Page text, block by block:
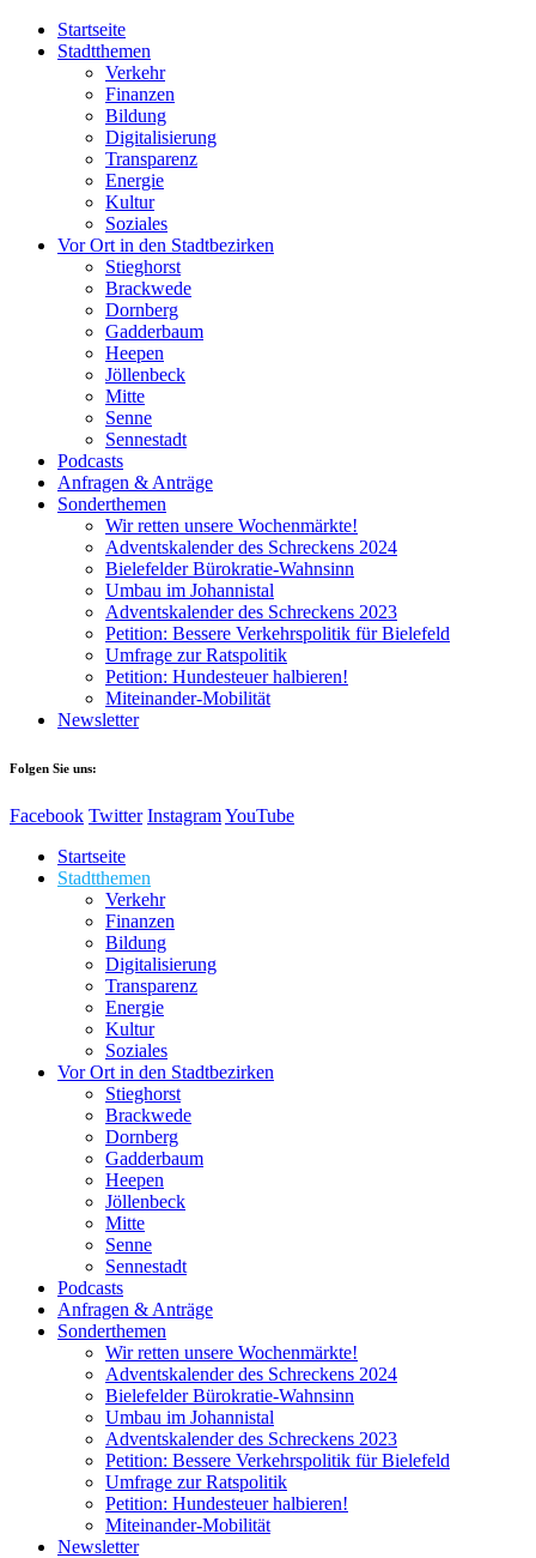
Startseite
Stadtthemen
Verkehr
Finanzen
Bildung
Digitalisierung
Transparenz
Energie
Kultur
Soziales
Vor Ort in den Stadtbezirken
Stieghorst
Brackwede
Dornberg
Gadderbaum
Heepen
Jöllenbeck
Mitte
Senne
Sennestadt
Podcasts
Anfragen & Anträge
Sonderthemen
Wir retten unsere Wochenmärkte!
Adventskalender des Schreckens 2024
Bielefelder Bürokratie-Wahnsinn
Umbau im Johannistal
Adventskalender des Schreckens 2023
Petition: Bessere Verkehrspolitik für Bielefeld​​
Umfrage zur Ratspolitik
Petition: Hundesteuer halbieren!
Miteinander-Mobilität
Newsletter
Folgen Sie uns:
Facebook Twitter InstagramYouTube
Startseite
Stadtthemen
Verkehr
Finanzen
Bildung
Digitalisierung
Transparenz
Energie
Kultur
Soziales
Vor Ort in den Stadtbezirken
Stieghorst
Brackwede
Dornberg
Gadderbaum
Heepen
Jöllenbeck
Mitte
Senne
Sennestadt
Podcasts
Anfragen & Anträge
Sonderthemen
Wir retten unsere Wochenmärkte!
Adventskalender des Schreckens 2024
Bielefelder Bürokratie-Wahnsinn
Umbau im Johannistal
Adventskalender des Schreckens 2023
Petition: Bessere Verkehrspolitik für Bielefeld​​
Umfrage zur Ratspolitik
Petition: Hundesteuer halbieren!
Miteinander-Mobilität
Newsletter